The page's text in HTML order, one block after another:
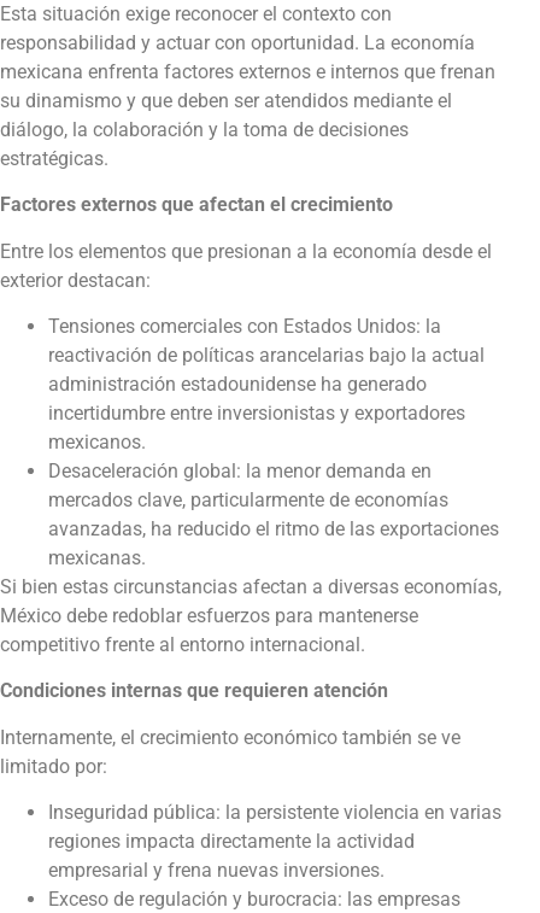
Esta situación exige reconocer el contexto con
responsabilidad y actuar con oportunidad. La economía
mexicana enfrenta factores externos e internos que frenan
su dinamismo y que deben ser atendidos mediante el
diálogo, la colaboración y la toma de decisiones
estratégicas.
Factores externos que afectan el crecimiento
Entre los elementos que presionan a la economía desde el
exterior destacan:
Tensiones comerciales con Estados Unidos: la
reactivación de políticas arancelarias bajo la actual
administración estadounidense ha generado
incertidumbre entre inversionistas y exportadores
mexicanos.
Desaceleración global: la menor demanda en
mercados clave, particularmente de economías
avanzadas, ha reducido el ritmo de las exportaciones
mexicanas.
Si bien estas circunstancias afectan a diversas economías,
México debe redoblar esfuerzos para mantenerse
competitivo frente al entorno internacional.
Condiciones internas que requieren atención
Internamente, el crecimiento económico también se ve
limitado por:
Inseguridad pública: la persistente violencia en varias
regiones impacta directamente la actividad
empresarial y frena nuevas inversiones.
Exceso de regulación y burocracia: las empresas